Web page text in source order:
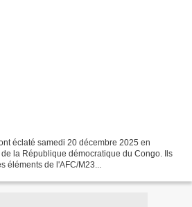
éclaté samedi 20 décembre 2025 en
la République démocratique du Congo. Ils
éléments de l'AFC/M23...